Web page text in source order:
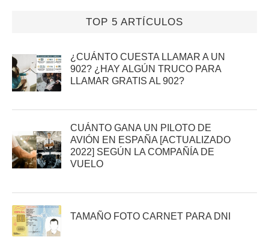
TOP 5 ARTÍCULOS
¿CUÁNTO CUESTA LLAMAR A UN
902? ¿HAY ALGÚN TRUCO PARA
LLAMAR GRATIS AL 902?
CUÁNTO GANA UN PILOTO DE
AVIÓN EN ESPAÑA [ACTUALIZADO
2022] SEGÚN LA COMPAÑÍA DE
VUELO
TAMAÑO FOTO CARNET PARA DNI